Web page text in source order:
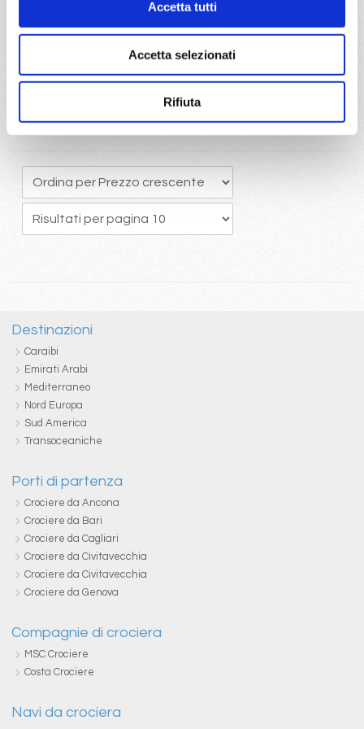
Accetta tutti
Accetta selezionati
Rifiuta
che comprende una ottima selezione di bevande alcoliche e
analcoliche calde e fredde
Destinazioni
Caraibi
Emirati Arabi
Mediterraneo
Nord Europa
Sud America
Transoceaniche
Porti di partenza
Crociere da Ancona
Crociere da Bari
Crociere da Cagliari
Crociere da Civitavecchia
Crociere da Civitavecchia
Crociere da Genova
Compagnie di crociera
MSC Crociere
Costa Crociere
Navi da crociera